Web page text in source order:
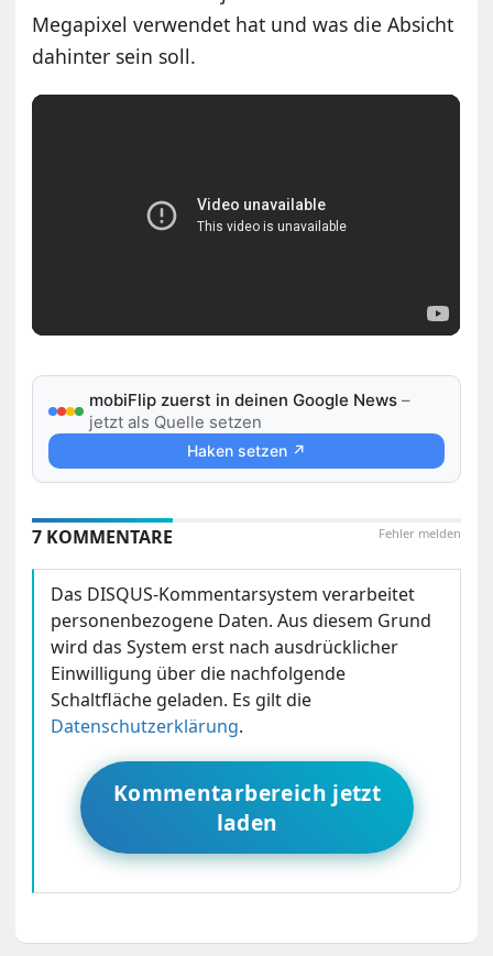
Megapixel verwendet hat und was die Absicht
dahinter sein soll.
mobiFlip zuerst in deinen Google News –
jetzt als Quelle setzen
Haken setzen ↗
Fehler melden
7 KOMMENTARE
Das DISQUS-Kommentarsystem verarbeitet
personenbezogene Daten. Aus diesem Grund
wird das System erst nach ausdrücklicher
Einwilligung über die nachfolgende
Schaltfläche geladen. Es gilt die
Datenschutzerklärung.
Kommentarbereich jetzt
laden